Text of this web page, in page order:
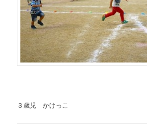
３歳児 かけっこ